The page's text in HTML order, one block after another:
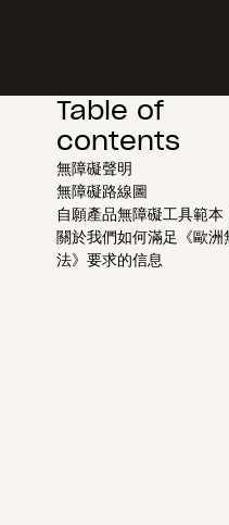
Table of
contents
無障礙聲明
無障礙路線圖
自願產品無障礙工具範本
關於我們如何滿足《歐洲
法》要求的信息